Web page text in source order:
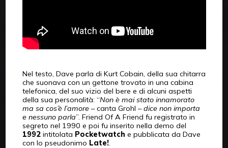
Nel testo, Dave parla di Kurt Cobain, della sua chitarra
che suonava con un gettone trovato in una cabina
telefonica, del suo vizio del bere e di alcuni aspetti
della sua personalità: “Non è mai stato innamorato
ma sa cos’è l’amore– canta Grohl –dice non importa
e nessuno parla”. Friend Of A Friend fu registrato in
segreto nel 1990 e poi fu inserito nella demo del
1992intitolata Pocketwatch e pubblicata da Dave
con lo pseudonimo Late!.